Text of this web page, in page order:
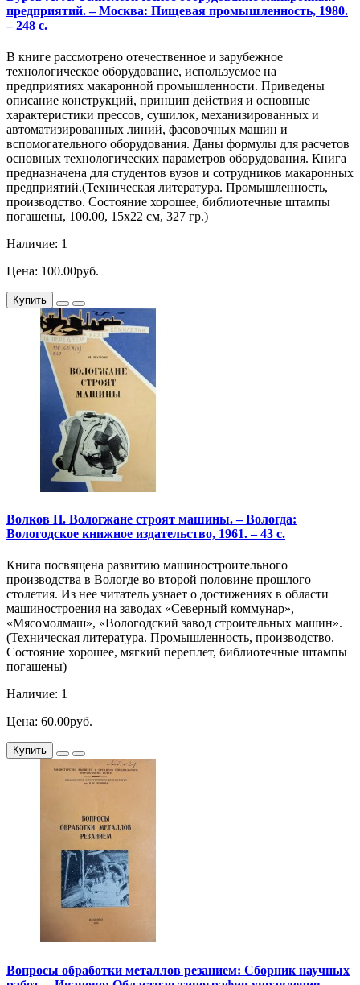
предприятий. – Москва: Пищевая промышленность, 1980.
– 248 с.
В книге рассмотрено отечественное и зарубежное
технологическое оборудование, используемое на
предприятиях макаронной промышленности. Приведены
описание конструкций, принцип действия и основные
характеристики прессов, сушилок, механизированных и
автоматизированных линий, фасовочных машин и
вспомогательного оборудования. Даны формулы для расчетов
основных технологических параметров оборудования. Книга
предназначена для студентов вузов и сотрудников макаронных
предприятий.(Техническая литература. Промышленность,
производство. Состояние хорошее, библиотечные штампы
погашены, 100.00, 15х22 см, 327 гр.)
Наличие: 1
Цена: 100.00руб.
Купить
Волков Н. Вологжане строят машины. – Вологда:
Вологодское книжное издательство, 1961. – 43 с.
Книга посвящена развитию машиностроительного
производства в Вологде во второй половине прошлого
столетия. Из нее читатель узнает о достижениях в области
машиностроения на заводах «Северный коммунар»,
«Мясомолмаш», «Вологодский завод строительных машин».
(Техническая литература. Промышленность, производство.
Состояние хорошее, мягкий переплет, библиотечные штампы
погашены)
Наличие: 1
Цена: 60.00руб.
Купить
Вопросы обработки металлов резанием: Сборник научных